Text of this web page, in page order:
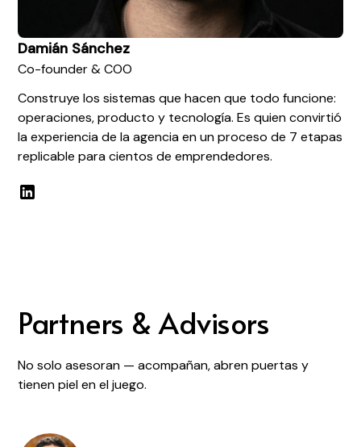
Damián Sánchez
Co-founder & COO
Construye los sistemas que hacen que todo funcione:
operaciones, producto y tecnología. Es quien convirtió
la experiencia de la agencia en un proceso de 7 etapas
replicable para cientos de emprendedores.
Partners & Advisors
No solo asesoran — acompañan, abren puertas y
tienen piel en el juego.